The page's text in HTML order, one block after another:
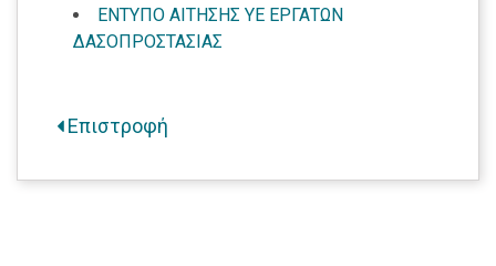
ΕΝΤΥΠΟ ΑΙΤΗΣΗΣ ΥΕ ΕΡΓΑΤΩΝ
ΔΑΣΟΠΡΟΣΤΑΣΙΑΣ
Επιστροφή